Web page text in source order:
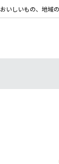
しいもの、地域